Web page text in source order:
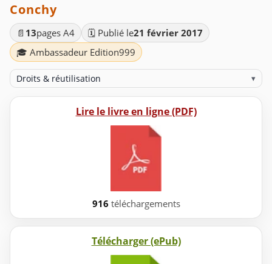
Conchy
📄 13pages A4 🗓️ Publié le21 février 2017
🎓 Ambassadeur Edition999
Droits & réutilisation ▾
Lire le livre en ligne (PDF)
916 téléchargements
Télécharger (ePub)